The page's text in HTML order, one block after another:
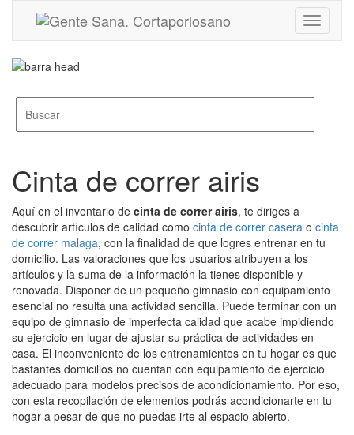
Toggle
Cinta de correr airis
Aquí en el inventario de cinta de correr airis, te diriges a
descubrir artículos de calidad como cinta de correr casera o cinta
de correr malaga, con la finalidad de que logres entrenar en tu
domicilio. Las valoraciones que los usuarios atribuyen a los
artículos y la suma de la información la tienes disponible y
renovada. Disponer de un pequeño gimnasio con equipamiento
esencial no resulta una actividad sencilla. Puede terminar con un
equipo de gimnasio de imperfecta calidad que acabe impidiendo
su ejercicio en lugar de ajustar su práctica de actividades en
casa. El inconveniente de los entrenamientos en tu hogar es que
bastantes domicilios no cuentan con equipamiento de ejercicio
adecuado para modelos precisos de acondicionamiento. Por eso,
con esta recopilación de elementos podrás acondicionarte en tu
hogar a pesar de que no puedas irte al espacio abierto.